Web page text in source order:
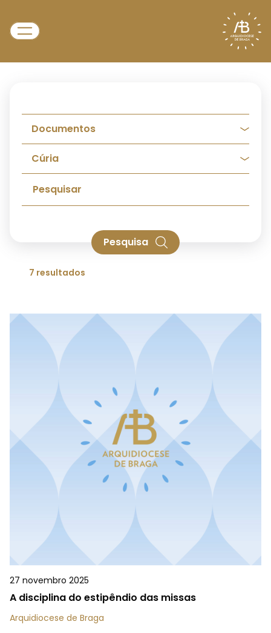
Pesquisa
7 resultados
27 novembro 2025
A disciplina do estipêndio das missas
Arquidiocese de Braga